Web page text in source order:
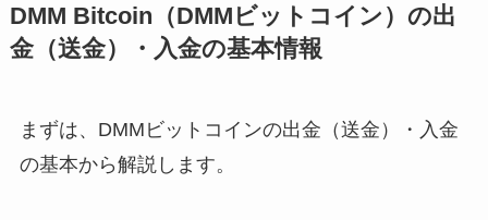
DMM Bitcoin（DMMビットコイン）の出
金（送金）・入金の基本情報
まずは、DMMビットコインの出金（送金）・入金
の基本から解説します。